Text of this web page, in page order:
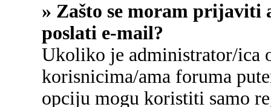
» Zašto se moram
poslati e-mail?
Ukoliko je administrator/ica
korisnicima/ama foruma
opciju mogu koristiti samo